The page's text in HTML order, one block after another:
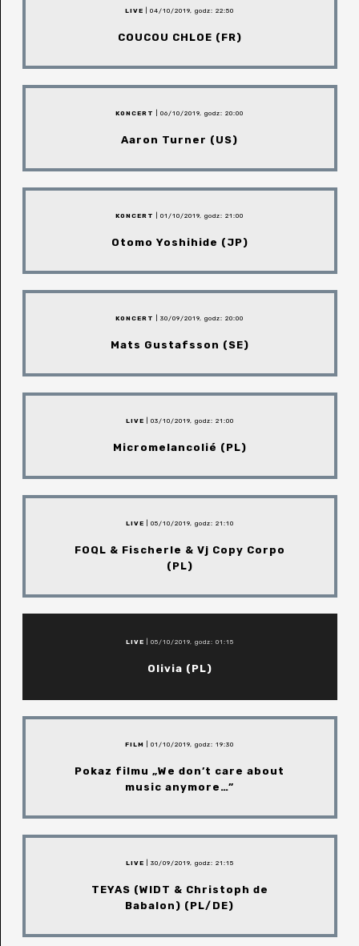
LIVE | 04/10/2019, godz: 22:50
COUCOU CHLOE (FR)
KONCERT | 06/10/2019, godz: 20:00
Aaron Turner (US)
KONCERT | 01/10/2019, godz: 21:00
Otomo Yoshihide (JP)
KONCERT | 30/09/2019, godz: 20:00
Mats Gustafsson (SE)
LIVE | 03/10/2019, godz: 21:00
Micromelancolié (PL)
LIVE | 05/10/2019, godz: 21:10
FOQL & Fischerle & Vj Copy Corpo
(PL)
LIVE | 05/10/2019, godz: 01:15
Olivia (PL)
FILM | 01/10/2019, godz: 19:30
Pokaz filmu „We don’t care about
music anymore…”
LIVE | 30/09/2019, godz: 21:15
TEYAS (WIDT & Christoph de
Babalon) (PL/DE)